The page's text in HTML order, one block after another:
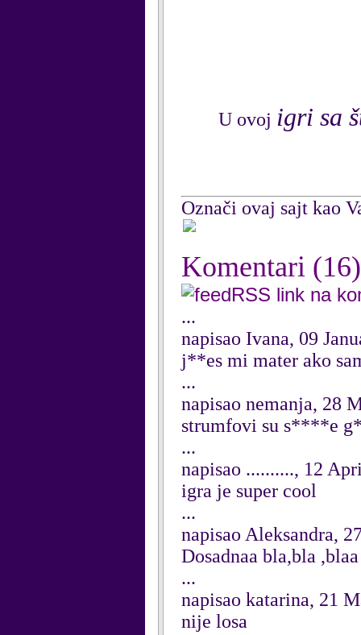
U ovoj igri sa
Označi ovaj sajt kao
Komentari (16)
RSS link na
...
napisao Ivana, 09
j**es mi mater ako
...
napisao nemanja, 28
strumfovi su s****e
...
napisao .........., 12
igra je super cool
...
napisao Aleksandra,
Dosadnaa bla,bla ,blaa
...
napisao katarina, 21
nije losa